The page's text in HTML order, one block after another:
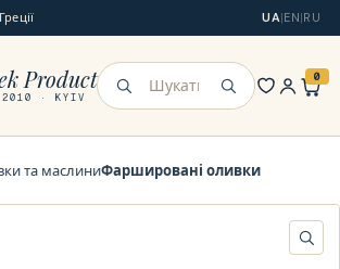
UA|EN|RU
Product
2010 · KYIV Шукати
0
та маслиниФаршировані оливки